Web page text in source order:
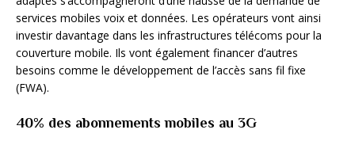
services mobiles voix et données. Les opérateurs vont ainsi
investir davantage dans les infrastructures télécoms pour la
couverture mobile. Ils vont également financer d’autres
besoins comme le développement de l’accès sans fil fixe
(FWA).
40% des abonnements mobiles au 3G